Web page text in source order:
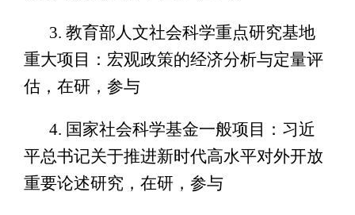
3. 教育部人文社会科学重点研究基地
重大项目：宏观政策的经济分析与定量评
估，在研，参与
4. 国家社会科学基金一般项目：习近
平总书记关于推进新时代高水平对外开放
重要论述研究，在研，参与